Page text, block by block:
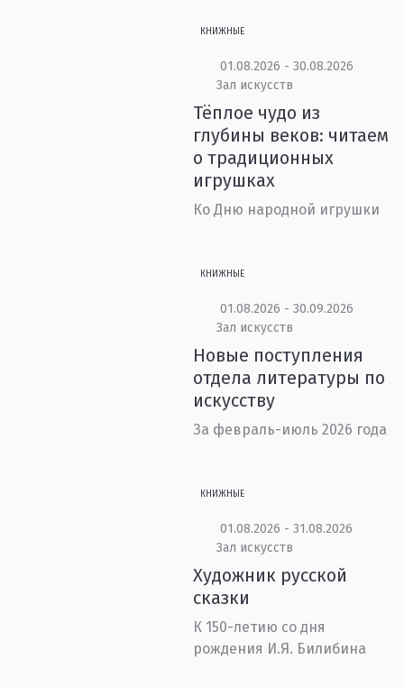
КНИЖНЫЕ
01.08.2026 - 30.08.2026
Зал искусств
Тёплое чудо из
глубины веков: читаем
о традиционных
игрушках
Ко Дню народной игрушки
КНИЖНЫЕ
01.08.2026 - 30.09.2026
Зал искусств
Новые поступления
отдела литературы по
искусству
За февраль-июль 2026 года
КНИЖНЫЕ
01.08.2026 - 31.08.2026
Зал искусств
Художник русской
сказки
К 150-летию со дня
рождения И.Я. Билибина